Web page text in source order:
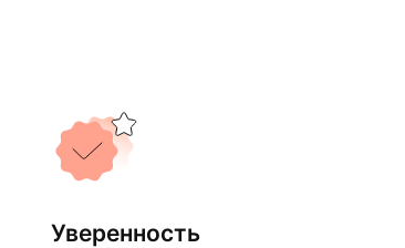
Уверенность